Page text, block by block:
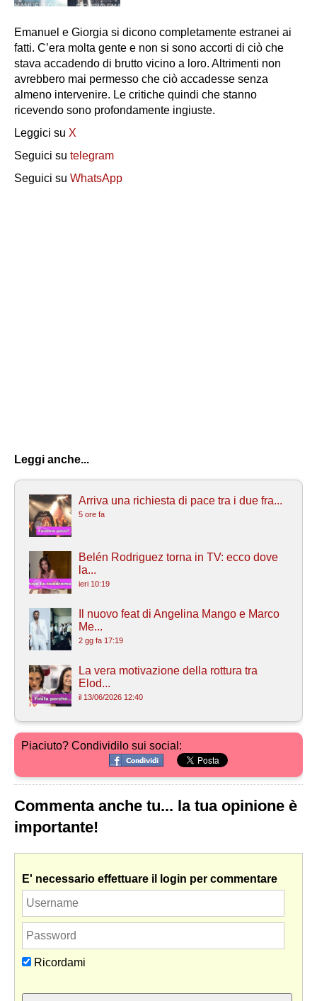
Emanuel e Giorgia si dicono completamente estranei ai
fatti. C’era molta gente e non si sono accorti di ciò che
stava accadendo di brutto vicino a loro. Altrimenti non
avrebbero mai permesso che ciò accadesse senza
almeno intervenire. Le critiche quindi che stanno
ricevendo sono profondamente ingiuste.
Leggici su X
Seguici su telegram
Seguici su WhatsApp
Leggi anche...
Arriva una richiesta di pace tra i due fra...
5 ore fa
Belén Rodriguez torna in TV: ecco dove
la...
ieri 10:19
Il nuovo feat di Angelina Mango e Marco
Me...
2 gg fa 17:19
La vera motivazione della rottura tra
Elod...
il 13/06/2026 12:40
Piaciuto? Condividilo sui social:
Commenta anche tu... la tua opinione è
importante!
E' necessario effettuare il login per commentare
Ricordami